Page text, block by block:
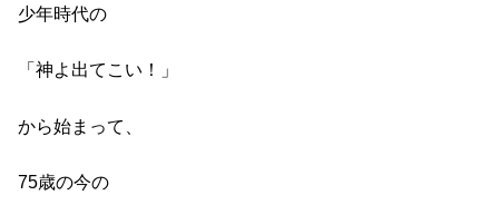
少年時代の
「神よ出てこい！」
から始まって、
75歳の今の